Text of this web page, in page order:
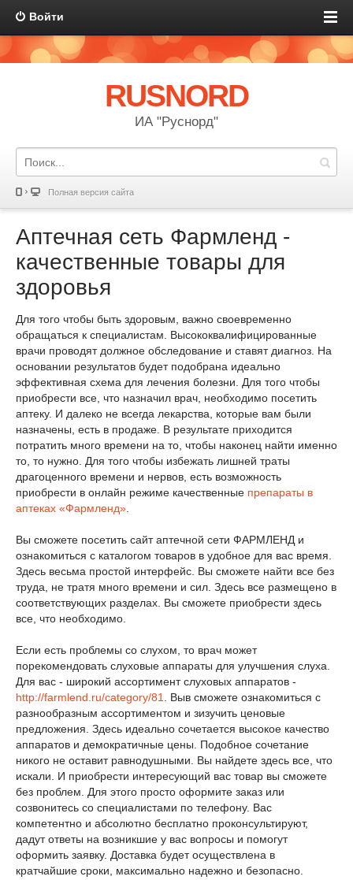
Войти
RUSNORD
ИА "Руснорд"
Полная версия сайта
Аптечная сеть Фармленд -
качественные товары для
здоровья
Для того чтобы быть здоровым, важно своевременно
обращаться к специалистам. Высококвалифицированные
врачи проводят должное обследование и ставят диагноз. На
основании результатов будет подобрана идеально
эффективная схема для лечения болезни. Для того чтобы
приобрести все, что назначил врач, необходимо посетить
аптеку. И далеко не всегда лекарства, которые вам были
назначены, есть в продаже. В результате приходится
потратить много времени на то, чтобы наконец найти именно
то, то нужно. Для того чтобы избежать лишней траты
драгоценного времени и нервов, есть возможность
приобрести в онлайн режиме качественные препараты в
аптеках «Фармленд»
Вы сможете посетить сайт аптечной сети ФАРМЛЕНД и
ознакомиться с каталогом товаров в удобное для вас время.
Здесь весьма простой интерфейс. Вы сможете найти все без
труда, не тратя много времени и сил. Здесь все размещено в
соответствующих разделах. Вы сможете приобрести здесь
все, что необходимо.
Если есть проблемы со слухом, то врач может
порекомендовать слуховые аппараты для улучшения слуха.
Для вас - широкий ассортимент слуховых аппаратов -
http://farmlend.ru/category/81
. Выв сможете ознакомиться с
разнообразным ассортиментом и зизучить ценовые
предложения. Здесь идеально сочетается высокое качество
аппаратов и демократичные цены. Подобное сочетание
никого не оставит равнодушными. Вы найдете здесь все, что
искали. И приобрести интересующий вас товар вы сможете
без проблем. Для этого просто оформите заказ или
созвонитесь со специалистами по телефону. Вас
компетентно и абсолютно бесплатно проконсультируют,
дадут ответы на возникшие у вас вопросы и помогут
оформить заявку. Доставка будет осуществлена в
кратчайшие сроки, максимально надежно и безопасно.